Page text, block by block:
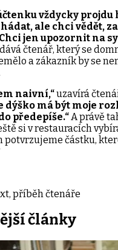
vždycky
ale chci vědět,
jen upozornit na
čtenář, který se
a zákazník by se
naivní,“uzavírá
dýško má být moje
předepíše.“ A právě
si v restauracích
potvrzujeme částku,
příběh čtenáře
články